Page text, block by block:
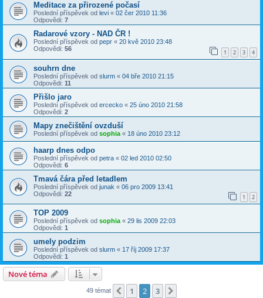
Meditace za přirozené počasí
Poslední příspěvek od levi « 02 čer 2010 11:36
Odpovědi: 7
Radarové vzory - NAD ČR !
Poslední příspěvek od pepr « 20 kvě 2010 23:48
Odpovědi: 56 1 2 3 4
souhrn dne
Poslední příspěvek od slurm « 04 bře 2010 21:15
Odpovědi: 11
Přišlo jaro
Poslední příspěvek od ercecko « 25 úno 2010 21:58
Odpovědi: 2
Mapy znečištění ovzduší
Poslední příspěvek od sophia « 18 úno 2010 23:12
haarp dnes odpo
Poslední příspěvek od petra « 02 led 2010 02:50
Odpovědi: 6
Tmavá čára před letadlem
Poslední příspěvek od junak « 06 pro 2009 13:41
Odpovědi: 22 1 2
TOP 2009
Poslední příspěvek od sophia« 29 lis 2009 22:03
Odpovědi: 1
umely podzim
Poslední příspěvek od slurm « 17 říj 2009 17:37
Odpovědi: 1
Nové téma
49 témat Předchozí
1 2 3